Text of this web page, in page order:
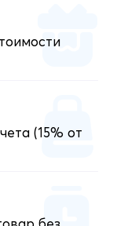
(15% от